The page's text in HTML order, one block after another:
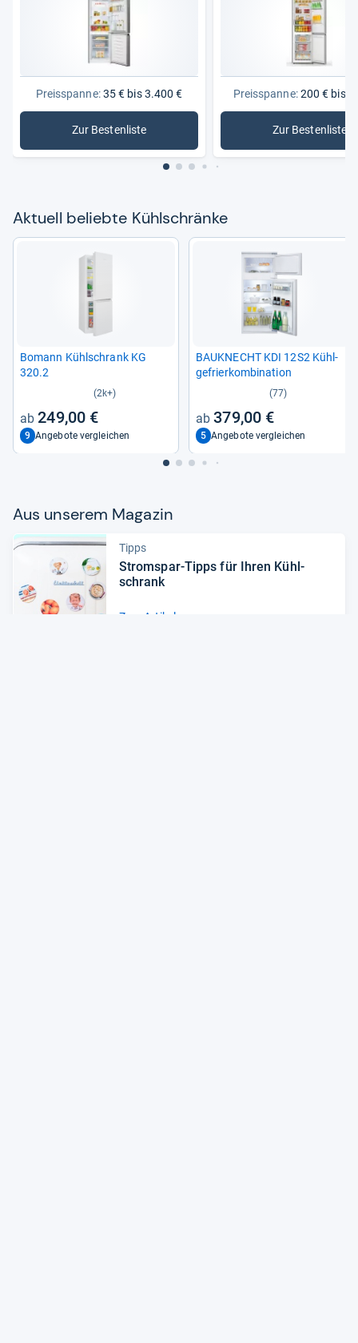
Preisspanne:35 € bis 3.400 €
Zur Bestenliste
: Kühlschränke
Preisspanne:200 € bis
Zur Bestenliste
:
Aktu­ell beliebte Kühl­schränke
Bomann Kühl­schrank KG
320.2
(2k+)
249,00 €
9 Angebote vergleichen
BAU­KNECHT KDI 12S2 Kühl­
ge­frier­kom­bi­na­tion
(77)
379,00 €
5 Angebote vergleichen
Aus unse­rem Maga­zin
Tipps
Strom­spar-​Tipps für Ihren Kühl­
schrank
Zum Artikel